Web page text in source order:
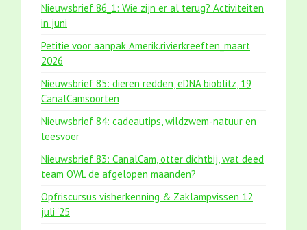
Nieuwsbrief 86_1: Wie zijn er al terug? Activiteiten
in juni
Petitie voor aanpak Amerik.rivierkreeften_maart
2026
Nieuwsbrief 85: dieren redden, eDNA bioblitz, 19
CanalCamsoorten
Nieuwsbrief 84: cadeautips, wildzwem-natuur en
leesvoer
Nieuwsbrief 83: CanalCam, otter dichtbij, wat deed
team OWL de afgelopen maanden?
Opfriscursus visherkenning & Zaklampvissen 12
juli '25